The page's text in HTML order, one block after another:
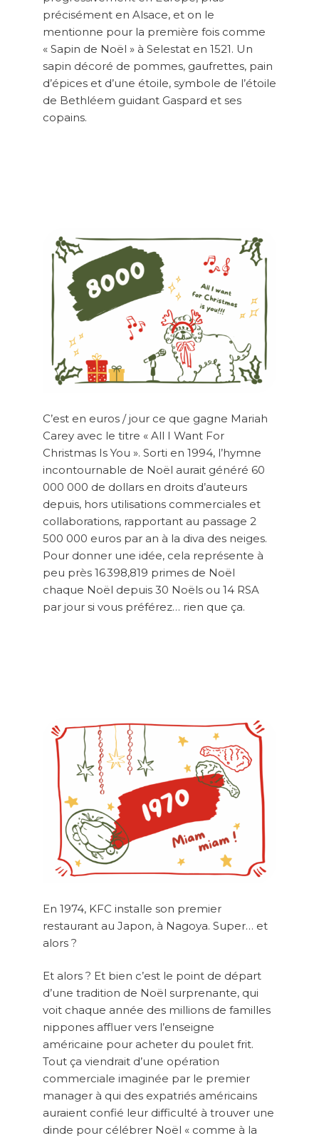
précisément en Alsace, et on le
mentionne pour la première fois comme
« Sapin de Noël » à Selestat en 1521. Un
sapin décoré de pommes, gaufrettes, pain
d’épices et d’une étoile, symbole de l’étoile
de Bethléem guidant Gaspard et ses
copains.
C’est en euros / jour ce que gagne Mariah
Carey avec le titre « All I Want For
Christmas Is You ». Sorti en 1994, l’hymne
incontournable de Noël aurait généré 60
000 000 de dollars en droits d’auteurs
depuis, hors utilisations commerciales et
collaborations, rapportant au passage 2
500 000 euros par an à la diva des neiges.
Pour donner une idée, cela représente à
peu près 16 398,819 primes de Noël
chaque Noël depuis 30 Noëls ou 14 RSA
par jour si vous préférez… rien que ça.
En 1974, KFC installe son premier
restaurant au Japon, à Nagoya. Super… et
alors ?
Et alors ? Et bien c’est le point de départ
d’une tradition de Noël surprenante, qui
voit chaque année des millions de familles
nippones affluer vers l’enseigne
américaine pour acheter du poulet frit.
Tout ça viendrait d’une opération
commerciale imaginée par le premier
manager à qui des expatriés américains
auraient confié leur difficulté à trouver une
dinde pour célébrer Noël « comme à la